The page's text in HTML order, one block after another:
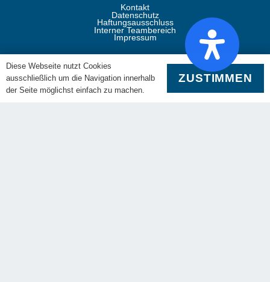
Kontakt
Datenschutz
Haftungsausschluss
Interner Teambereich
Impressum
Mitgliedschaft
Die RiesenSchnauzerNothilfe ist Mitglied im Deutschen
Diese Webseite nutzt Cookies
ausschließlich um die Navigation innerhalb
der Seite möglichst einfach zu machen.
ZUSTIMMEN